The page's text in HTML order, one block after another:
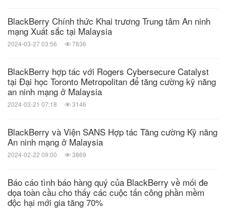
BlackBerry (NYSE: BB; TSX: BB) cung cấp phần
nghiệp và chính phủ trên toàn thế giới. Công ty bảo
mật hơn 500 triệu điểm cuối bao gồm hơn 235 triệu
phương tiện. Có trụ sở tại
sáng tạo trong các lĩnh vực an ninh mạng, an toàn
và bảo mật dữ liệu, và là người tiên phong trong các
hóa và hệ thống nhúng. Tầm nhìn của BlackBerry
rất rõ ràng — để bảo mật cho một tương lai luôn
BlackBerry Chính thức Khai trương Trung tâm An ninh
mạng Xuất sắc tại Malaysia
2024-03-27 03:56 7836
BlackBerry hợp tác với Rogers Cybersecure Catalyst
tại Đại học Toronto Metropolitan để tăng cường kỹ năng
an ninh mạng ở Malaysia
2024-03-21 07:18 3146
BlackBerry và Viện SANS Hợp tác Tăng cường Kỹ năng
An ninh mạng ở Malaysia
2024-02-22 09:00 3869
Báo cáo tình báo hàng quý của BlackBerry về mối đe
dọa toàn cầu cho thấy các cuộc tấn công phần mềm
độc hại mới gia tăng 70%